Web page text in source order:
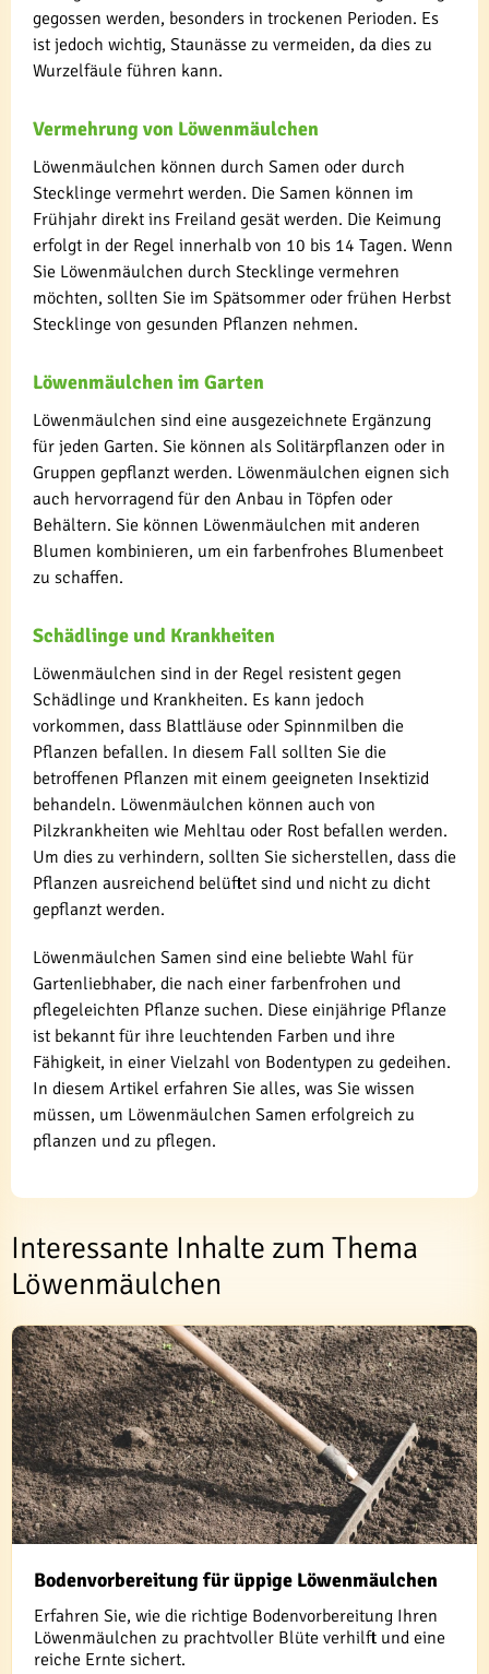
gegossen werden, besonders in trockenen Perioden. Es
ist jedoch wichtig, Staunässe zu vermeiden, da dies zu
Wurzelfäule führen kann.
Vermehrung von Löwenmäulchen
Löwenmäulchen können durch Samen oder durch
Stecklinge vermehrt werden. Die Samen können im
Frühjahr direkt ins Freiland gesät werden. Die Keimung
erfolgt in der Regel innerhalb von 10 bis 14 Tagen. Wenn
Sie Löwenmäulchen durch Stecklinge vermehren
möchten, sollten Sie im Spätsommer oder frühen Herbst
Stecklinge von gesunden Pflanzen nehmen.
Löwenmäulchen im Garten
Löwenmäulchen sind eine ausgezeichnete Ergänzung
für jeden Garten. Sie können als Solitärpflanzen oder in
Gruppen gepflanzt werden. Löwenmäulchen eignen sich
auch hervorragend für den Anbau in Töpfen oder
Behältern. Sie können Löwenmäulchen mit anderen
Blumen kombinieren, um ein farbenfrohes Blumenbeet
zu schaffen.
Schädlinge und Krankheiten
Löwenmäulchen sind in der Regel resistent gegen
Schädlinge und Krankheiten. Es kann jedoch
vorkommen, dass Blattläuse oder Spinnmilben die
Pflanzen befallen. In diesem Fall sollten Sie die
betroffenen Pflanzen mit einem geeigneten Insektizid
behandeln. Löwenmäulchen können auch von
Pilzkrankheiten wie Mehltau oder Rost befallen werden.
Um dies zu verhindern, sollten Sie sicherstellen, dass die
Pflanzen ausreichend belüftet sind und nicht zu dicht
gepflanzt werden.
Löwenmäulchen Samen sind eine beliebte Wahl für
Gartenliebhaber, die nach einer farbenfrohen und
pflegeleichten Pflanze suchen. Diese einjährige Pflanze
ist bekannt für ihre leuchtenden Farben und ihre
Fähigkeit, in einer Vielzahl von Bodentypen zu gedeihen.
In diesem Artikel erfahren Sie alles, was Sie wissen
müssen, um Löwenmäulchen Samen erfolgreich zu
pflanzen und zu pflegen.
Interessante Inhalte zum Thema
Löwenmäulchen
Bodenvorbereitung für üppige Löwenmäulchen
Erfahren Sie, wie die richtige Bodenvorbereitung Ihren
Löwenmäulchen zu prachtvoller Blüte verhilft und eine
reiche Ernte sichert.